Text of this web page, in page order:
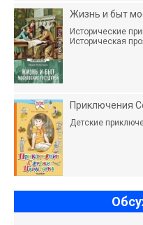
Жизнь и быт
Исторические
Историческая
Приключения
Детские